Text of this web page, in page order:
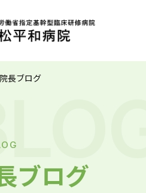
院長ブログ
ブログ